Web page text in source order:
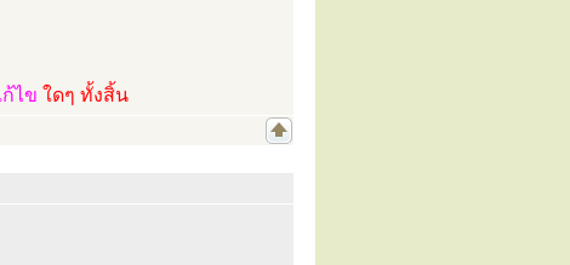
ไข ใดๆ ทั้งสิ้น